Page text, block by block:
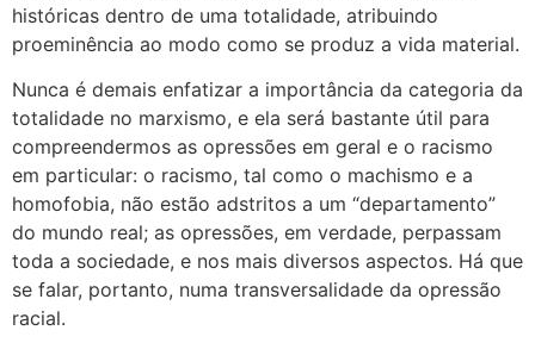
históricas dentro de uma totalidade, atribuindo
proeminência ao modo como se produz a vida material.
Nunca é demais enfatizar a importância da categoria da
totalidade no marxismo, e ela será bastante útil para
compreendermos as opressões em geral e o racismo
em particular: o racismo, tal como o machismo e a
homofobia, não estão adstritos a um “departamento”
do mundo real; as opressões, em verdade, perpassam
toda a sociedade, e nos mais diversos aspectos. Há que
se falar, portanto, numa transversalidade da opressão
racial.